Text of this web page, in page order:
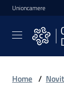
Vai al contenuto
Vai alla
Vai al footer
Unioncamere
Home /